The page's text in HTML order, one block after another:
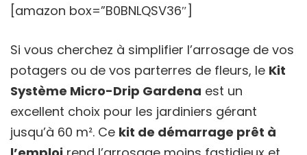
[amazon box=”B0BNLQSV36″]
Si vous cherchez à simplifier l’arrosage de vos
potagers ou de vos parterres de fleurs, le Kit
Système Micro-Drip Gardena est un
excellent choix pour les jardiniers gérant
jusqu’à 60 m². Ce kit de démarrage prêt à